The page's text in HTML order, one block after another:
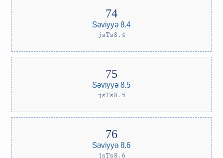
Səviyyə 8.4
jsTs8.4
Səviyyə 8.5
jsTs8.5
Səviyyə 8.6
jsTs8.6